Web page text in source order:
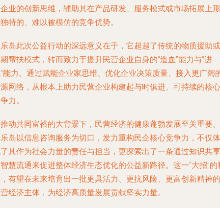
业的创新思维，辅助其在产品研发、服务模式或市场拓展上形
特的、难以被模仿的竞争优势。
岛此次公益行动的深远意义在于，它超越了传统的物质援助或
帮扶模式，转而致力于提升民营企业自身的“造血”能力与“进
能力。通过赋能企业家思维、优化企业决策质量、接入更广阔
网络，从根本上助力民营企业构建起与时俱进、可持续的核心
力。
动共同富裕的大背景下，民营经济的健康蓬勃发展至关重要。
岛以信息咨询服务为切口，发力重构民企核心竞争力，不仅体
其作为社会力量的责任与担当，更探索出了一条通过知识共享
慧流通来促进整体经济生态优化的公益新路径。这一“大招”的
有望在未来培育出一批更具活力、更抗风险、更富创新精神的
经济主体，为经济高质量发展贡献坚实力量。